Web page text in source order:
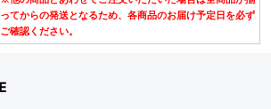
ってからの発送となるため、各商品のお届け予定日を必ず
ご確認ください。